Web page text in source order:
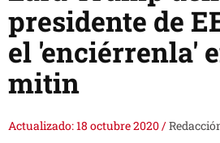
presidente de
el 'enciérrenla'
mitin
Actualizado: 18 octubre 2020/